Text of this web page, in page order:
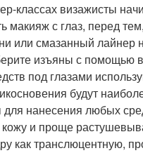
классах визажисты
с глаз, перед
или смазанный лайнер
изъяны с помощью
под глазами
будут
нанесения любых
кожу и проще
как транслюцентную,